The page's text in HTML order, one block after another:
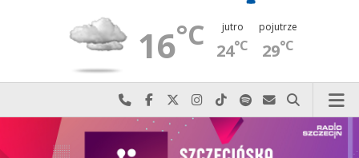
16°C jutro
24°C
pojutrze
29°C
Najlepiej po prostu do nas zadzwoń
Odwiedź nas na Facebook-u
Odwiedź nas na X
Odwiedź nas na Instagram-ie
Odwiedź nas na TikTok-u
Szukaj nas na Spotify
Wyślij do nas
Szukaj